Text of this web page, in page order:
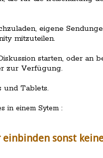
eigene
mitzuteilen.
starten, oder an
zur Verfügung.
und Tablets.
in einem Sytem :
sonst